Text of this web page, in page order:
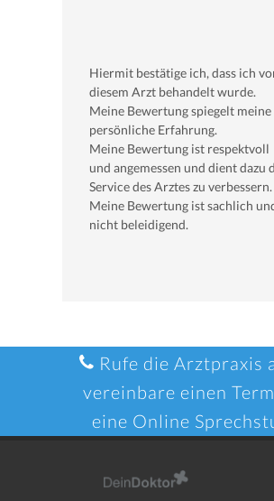
Hiermit bestätige ich, dass ich
diesem Arzt behandelt wurde.
Meine Bewertung spiegelt meine
persönliche Erfahrung.
Meine Bewertung ist respektvoll
und angemessen und dient dazu
Service des Arztes zu verbessern.
Meine Bewertung ist sachlich
nicht beleidigend.
Rufe die Arztpraxis
vereinbare einen
eine Online